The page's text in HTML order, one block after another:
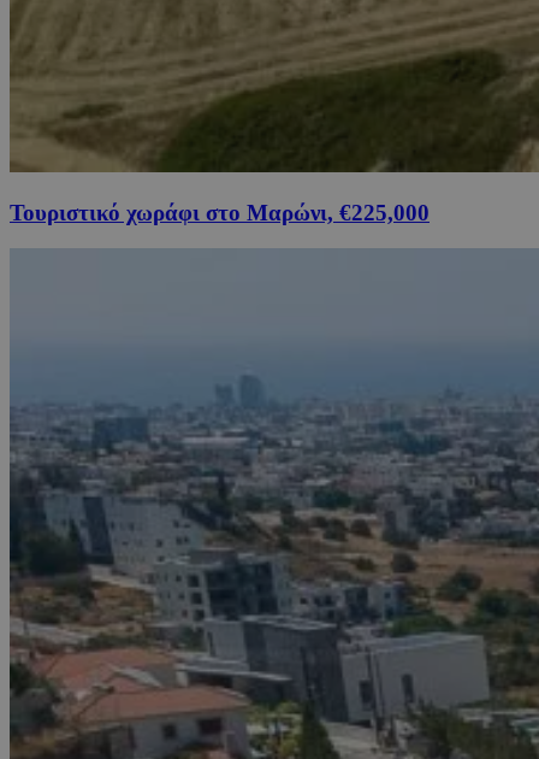
Τουριστικό χωράφι στο Μαρώνι, €225,000